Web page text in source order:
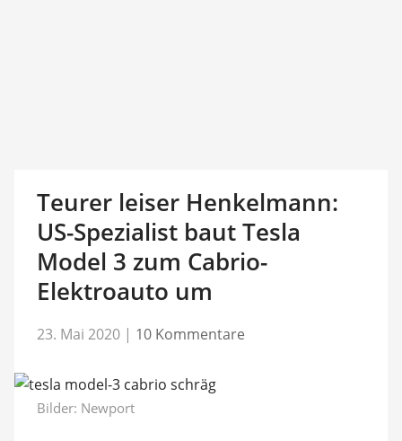
Teurer leiser Henkelmann:
US-Spezialist baut Tesla
Model 3 zum Cabrio-
Elektroauto um
23. Mai 2020 | 10 Kommentare
Bilder: Newport